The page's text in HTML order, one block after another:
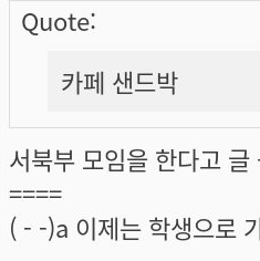
Quote:
카페 샌드박
서북부 모임을 한다고
====
( - -)a 이제는 학생으로